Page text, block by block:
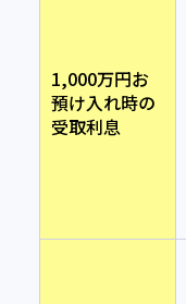
1,000万円お
預け入れ時の
受取利息